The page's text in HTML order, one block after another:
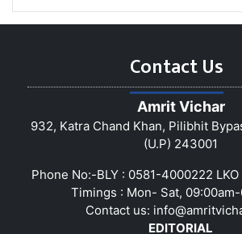
Contact Us
Amrit Vichar
932, Katra Chand Khan, Pilibhit
(U.P) 243001
Phone No:-BLY : 0581-4000222
Timings : Mon- Sat,
Contact us:
EDITORIAL